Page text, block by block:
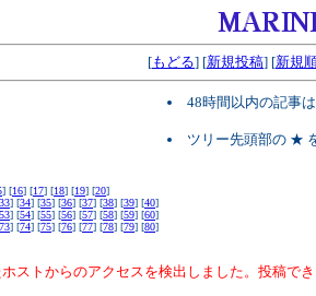
[もどる] [新規投稿] [新規
48時間以内の記事
ツリー先頭部の ★
] [16] [17] [18] [19] [20]
33] [34] [35] [36] [37] [38] [39] [40]
53] [54] [55] [56] [57] [58] [59] [60]
73] [74] [75] [76] [77] [78] [79] [80]
ストからのアクセスを検出しました。投稿で